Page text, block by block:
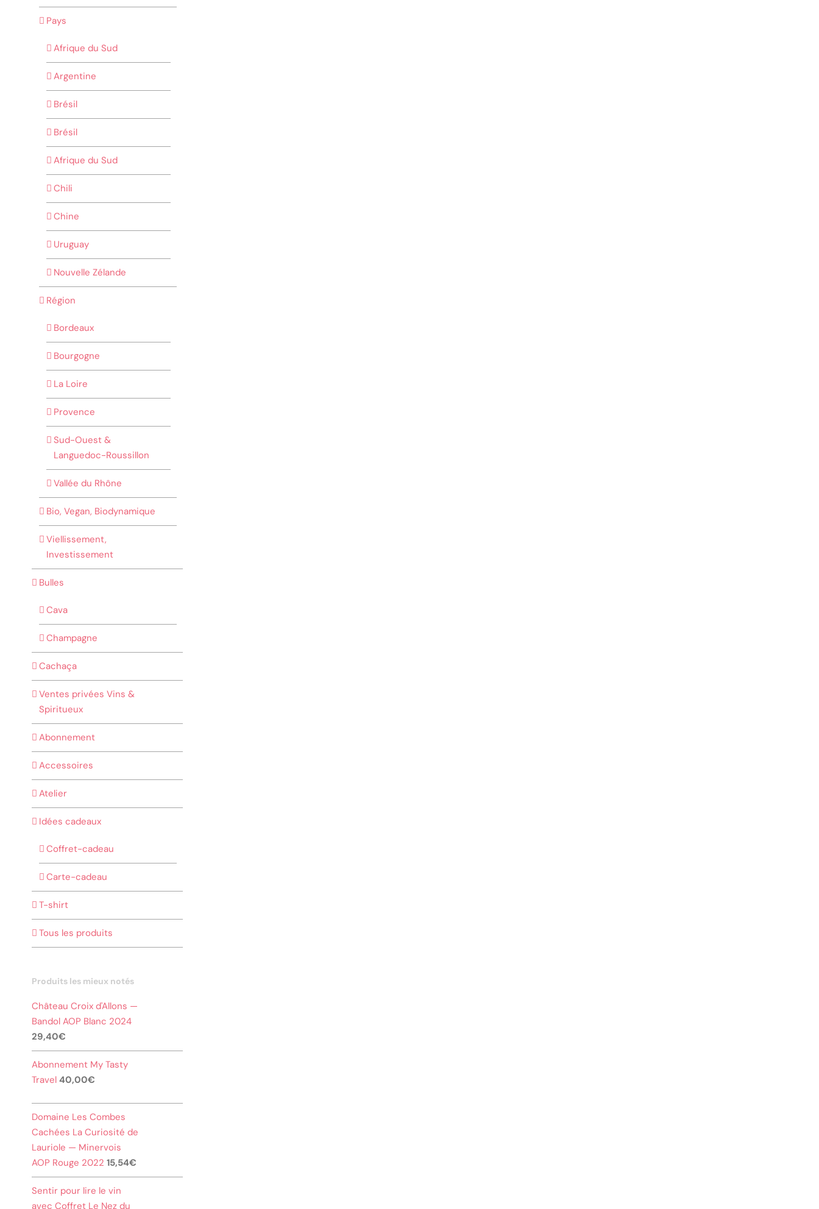
Pays
Afrique du Sud
Argentine
Brésil
Brésil
Afrique du Sud
Chili
Chine
Uruguay
Nouvelle Zélande
Région
Bordeaux
Bourgogne
La Loire
Provence
Sud-Ouest &
Languedoc-Roussillon
Vallée du Rhône
Bio, Vegan, Biodynamique
Viellissement,
Investissement
Bulles
Cava
Champagne
Cachaça
Ventes privées Vins &
Spiritueux
Abonnement
Accessoires
Atelier
Idées cadeaux
Coffret-cadeau
Carte-cadeau
T-shirt
Tous les produits
Produits les mieux notés
Château Croix d'Allons —
Bandol AOP Blanc 2024
29,40€
Abonnement My Tasty
Travel 40,00€
Domaine Les Combes
Cachées La Curiosité de
Lauriole — Minervois
AOP Rouge 2022 15,54€
Sentir pour lire le vin
avec Coffret Le Nez du